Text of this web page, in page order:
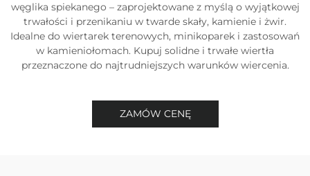
węglika spiekanego – zaprojektowane z myślą o wyjątkowej
trwałości i przenikaniu w twarde skały, kamienie i żwir.
Idealne do wiertarek terenowych, minikoparek i zastosowań
w kamieniołomach. Kupuj solidne i trwałe wiertła
przeznaczone do najtrudniejszych warunków wiercenia.
ZAMÓW CENĘ